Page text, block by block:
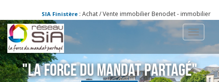
SIA Finistère: Achat / Vente immobilier Benodet - immobilier a vendre à
Toggle
"La Force du Mandat partagé"